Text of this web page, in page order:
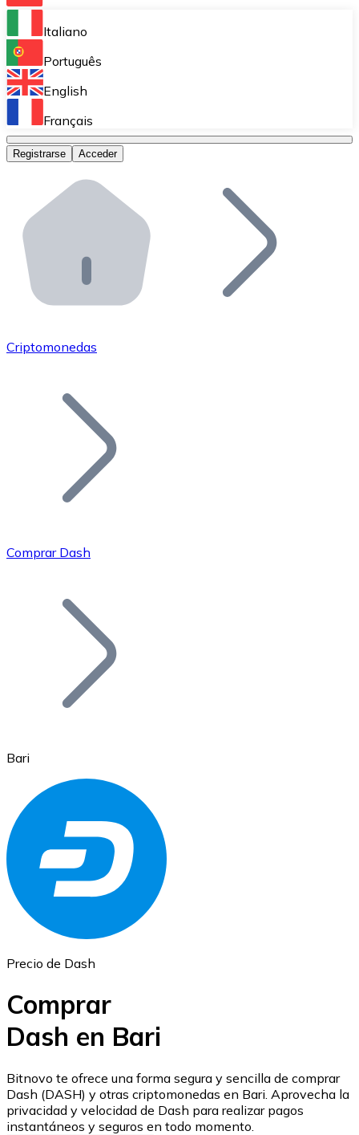
Bitnovo Ramp
Integra nuestra solución en tu plataforma.
Bitnovo Giftcards
Bitnovo OTC
Bitnovo ATM
Integra un ATM Bitnovo en tu negocio y permite que
Bitnovo API
Integra nuestra API en tu ecosistema.
Únete a nuestra red de distribuidores.
Añade tu proyecto a nuestro ecosistema.
Bitcoin
Ethereum
ETH
USD Coin
USDC
Italiano
Português
English
Français
Registrarse Acceder
Criptomonedas
Comprar Dash
Bari
Precio de Dash
Comprar
Dash en Bari
Bitnovo te ofrece una forma segura y sencilla de comprar
Dash (DASH) y otras criptomonedas en Bari. Aprovecha la
privacidad y velocidad de Dash para realizar pagos
instantáneos y seguros en todo momento.